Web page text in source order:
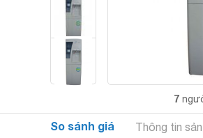
7
So sánh giá Thông tin